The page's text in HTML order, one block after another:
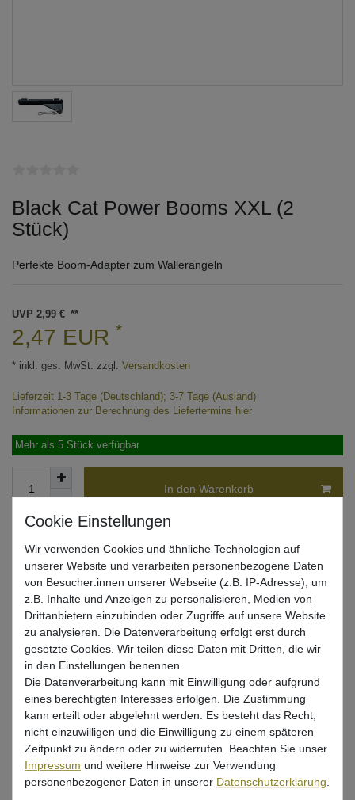
Black Cat Power Booms XXL (2
Stück)
Perfekte Boom-Adapter zum Wallerangeln
UVP 2,99 €
2,47 EUR *
* inkl. ges. MwSt. zzgl. Versandkosten
Lieferzeit 1-3 Tage (Deutschland); 3-7 Tage (Ausland)
Informationen zur Berechnung des Liefertermins hier
Mehr als 5 Stück verfügbar
In den Warenkorb
Wunschliste
Bewertung
Produktsicherheit
Kundenrezensionen()
5
Wir verwenden Cookies und ähnliche Technologien auf
unserer Website und verarbeiten personenbezogene Daten
von Besucher:innen unserer Webseite (z.B. IP-Adresse), um
z.B. Inhalte und Anzeigen zu personalisieren, Medien von
Drittanbietern einzubinden oder Zugriffe auf unsere Website
zu analysieren. Die Datenverarbeitung erfolgt erst durch
gesetzte Cookies. Wir teilen diese Daten mit Dritten, die wir
in den Einstellungen benennen.
Die Datenverarbeitung kann mit Einwilligung oder aufgrund
eines berechtigten Interesses erfolgen. Die Zustimmung
kann erteilt oder abgelehnt werden. Es besteht das Recht,
nicht einzuwilligen und die Einwilligung zu einem späteren
Zeitpunkt zu ändern oder zu widerrufen. Beachten Sie unser
Impressum und weitere Hinweise zur Verwendung
personenbezogener Daten in unserer Daten­schutz­erklärung